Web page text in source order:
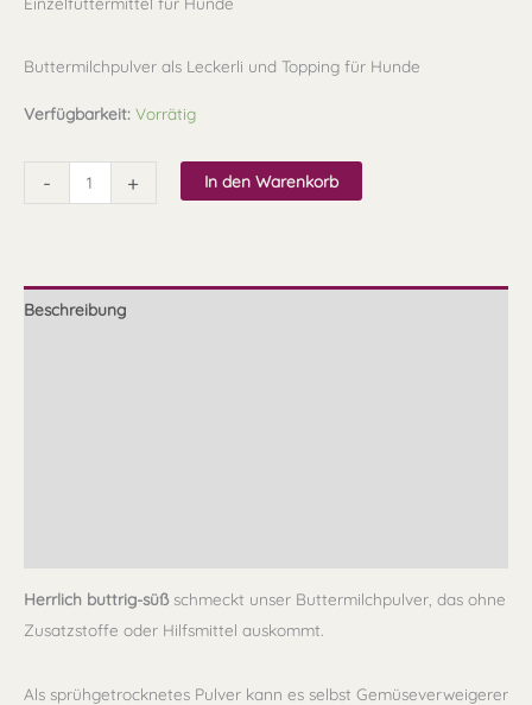
Buttermilchpulver als Leckerli und Topping für Hunde
Verfügbarkeit: Vorrätig
- + In den Warenkorb
Beschreibung
Herrlich buttrig-süßschmeckt unser Buttermilchpulver, das ohne
Zusatzstoffe oder Hilfsmittel auskommt.
Als sprühgetrocknetes Pulver kann es selbst Gemüseverweigerer